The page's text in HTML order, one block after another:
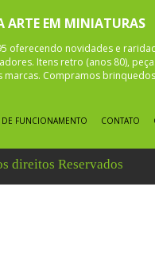
ARTE EM MINIATURAS
oferecendo novidades e
Itens retro (anos 80),
marcas. Compramos
DE FUNCIONAMENTO CONTATO
direitos Reservados